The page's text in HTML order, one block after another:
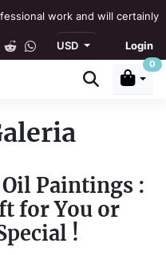
work and will certainly
4.3 •
service clear
USD Login
0
Paintings :
for You or
!